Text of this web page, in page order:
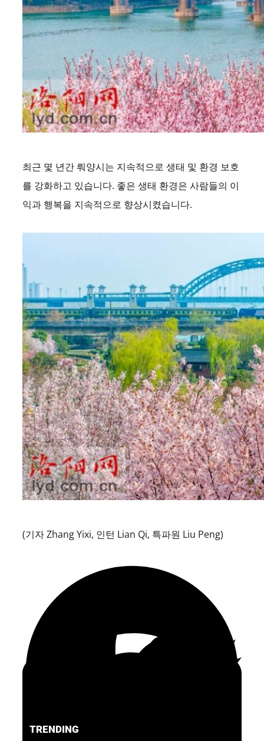
최근 몇 년간 뤄양시는 지속적으로 생태 및 환경 보호
를 강화하고 있습니다. 좋은 생태 환경은 사람들의 이
익과 행복을 지속적으로 향상시켰습니다.
(기자 Zhang Yixi, 인턴 Lian Qi, 특파원 Liu Peng)
TRENDING